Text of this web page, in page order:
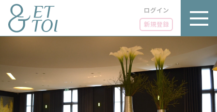
キ
ッ
プ
ログイン
新規登録